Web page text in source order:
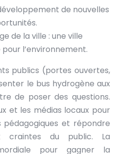
de nouvelles
de la ville : une ville
l’environnement.
publics (portes ouvertes,
le bus hydrogène aux
de poser des questions.
et les médias locaux pour
et répondre
craintes du public. La
pour gagner la